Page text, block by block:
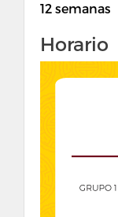
12 semanas
Horario